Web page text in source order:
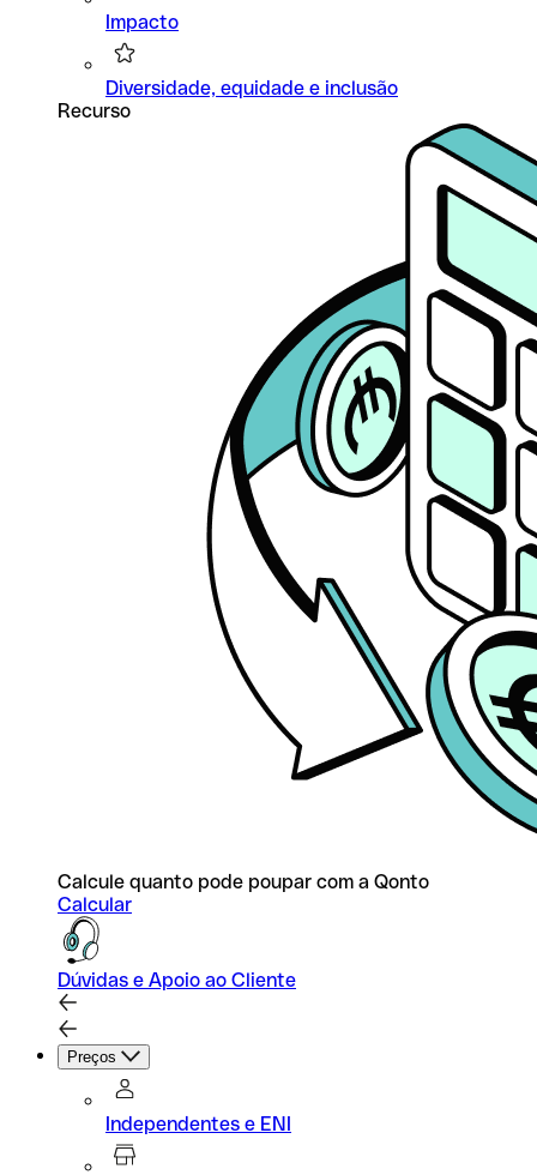
Impacto
Diversidade, equidade e inclusão
Recurso
Calcule quanto pode poupar com a Qonto
Calcular
Dúvidas e Apoio ao Cliente
Preços
Independentes e ENI